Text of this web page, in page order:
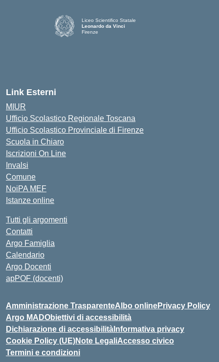
Liceo Scientifico Statale
Leonardo da Vinci
Firenze
Link Esterni
MIUR
Ufficio Scolastico Regionale Toscana
Ufficio Scolastico Provinciale di Firenze
Scuola in Chiaro
Iscrizioni On Line
Invalsi
Comune
NoiPA MEF
Istanze online
Tutti gli argomenti
Contatti
Argo Famiglia
Calendario
Argo Docenti
apPOF (docenti)
Amministrazione TrasparenteAlbo onlinePrivacy Policy
Argo MADObiettivi di accessibilità
Dichiarazione di accessibilità Informativa privacy
Cookie Policy (UE)Note LegaliAccesso civico
Termini e condizioni